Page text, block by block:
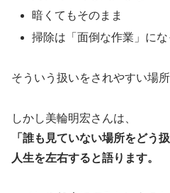
暗くてもそのまま
掃除は「面倒な作業」にな
そういう扱いをされやすい場所
しかし美輪明宏さんは、
「誰も見ていない場所をどう
人生を左右すると語ります。